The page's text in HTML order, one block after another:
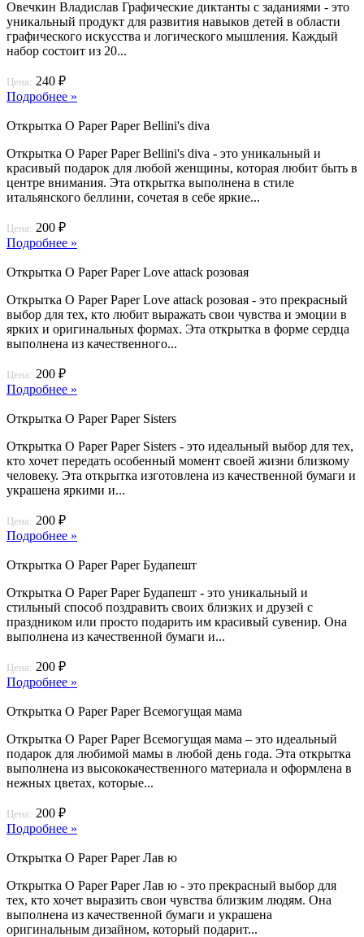
Овечкин Владислав Графические диктанты с заданиями - это
уникальный продукт для развития навыков детей в области
графического искусства и логического мышления. Каждый
набор состоит из 20...
Цена: 240 ₽
Подробнее »
Открытка O Paper Paper Bellini's diva
Открытка O Paper Paper Bellini's diva - это уникальный и
красивый подарок для любой женщины, которая любит быть в
центре внимания. Эта открытка выполнена в стиле
итальянского беллини, сочетая в себе яркие...
Цена: 200 ₽
Подробнее »
Открытка O Paper Paper Love attack розовая
Открытка O Paper Paper Love attack розовая - это прекрасный
выбор для тех, кто любит выражать свои чувства и эмоции в
ярких и оригинальных формах. Эта открытка в форме сердца
выполнена из качественного...
Цена: 200 ₽
Подробнее »
Открытка O Paper Paper Sisters
Открытка O Paper Paper Sisters - это идеальный выбор для тех,
кто хочет передать особенный момент своей жизни близкому
человеку. Эта открытка изготовлена из качественной бумаги и
украшена яркими и...
Цена: 200 ₽
Подробнее »
Открытка O Paper Paper Будапешт
Открытка O Paper Paper Будапешт - это уникальный и
стильный способ поздравить своих близких и друзей с
праздником или просто подарить им красивый сувенир. Она
выполнена из качественной бумаги и...
Цена: 200 ₽
Подробнее »
Открытка O Paper Paper Всемогущая мама
Открытка O Paper Paper Всемогущая мама – это идеальный
подарок для любимой мамы в любой день года. Эта открытка
выполнена из высококачественного материала и оформлена в
нежных цветах, которые...
Цена: 200 ₽
Подробнее »
Открытка O Paper Paper Лав ю
Открытка O Paper Paper Лав ю - это прекрасный выбор для
тех, кто хочет выразить свои чувства близким людям. Она
выполнена из качественной бумаги и украшена
оригинальным дизайном, который подарит...